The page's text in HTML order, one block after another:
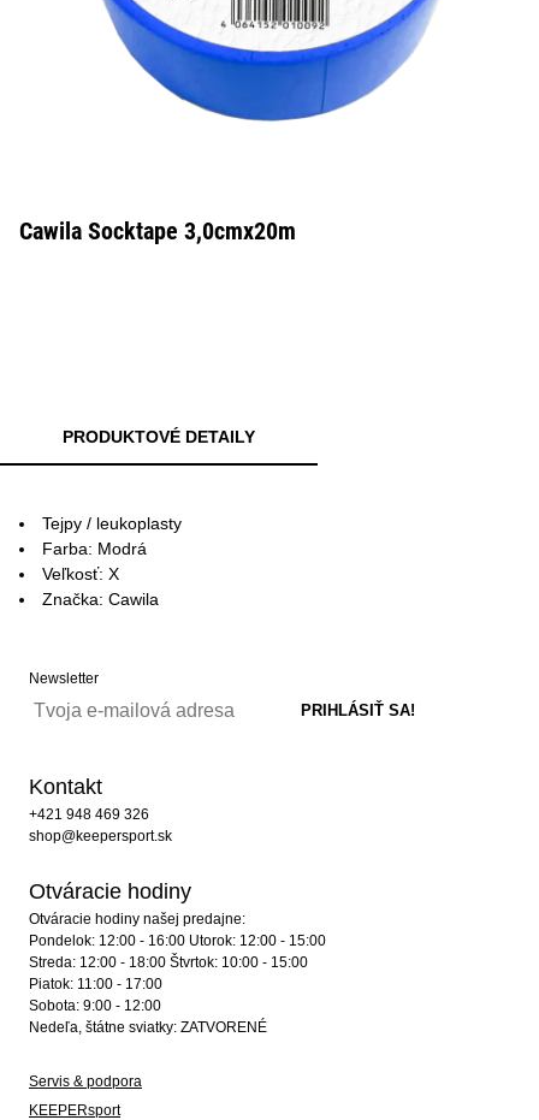
Cawila Socktape 3,0cmx20m
PRODUKTOVÉ DETAILY
Tejpy / leukoplasty
Farba: Modrá
Veľkosť: X
Značka: Cawila
Newsletter
Kontakt
+421 948 469 326
shop@keepersport.sk
Otváracie hodiny
Otváracie hodiny našej predajne:
Pondelok: 12:00 - 16:00 Utorok: 12:00 - 15:00
Streda: 12:00 - 18:00 Štvrtok: 10:00 - 15:00
Piatok: 11:00 - 17:00
Sobota: 9:00 - 12:00
Nedeľa, štátne sviatky: ZATVORENÉ
Servis & podpora
KEEPERsport